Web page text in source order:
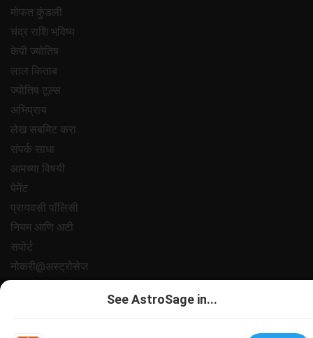
मोफत कुंडली
चंद्र राशि भविष्य
केपी ज्योतिष
लाल किताब
ज्योतिष टूल्स
अभिप्राय
लेख सबमिट करा
संपर्क साधा
आमच्या विषयी
पेमेंट
प्रायवसी पॉलिसी
नियम आणि अटी
सपोर्ट
नोकरी@अस्ट्रोसेज
All copyrights reserved 2025
AstroSage.com
See AstroSage in...